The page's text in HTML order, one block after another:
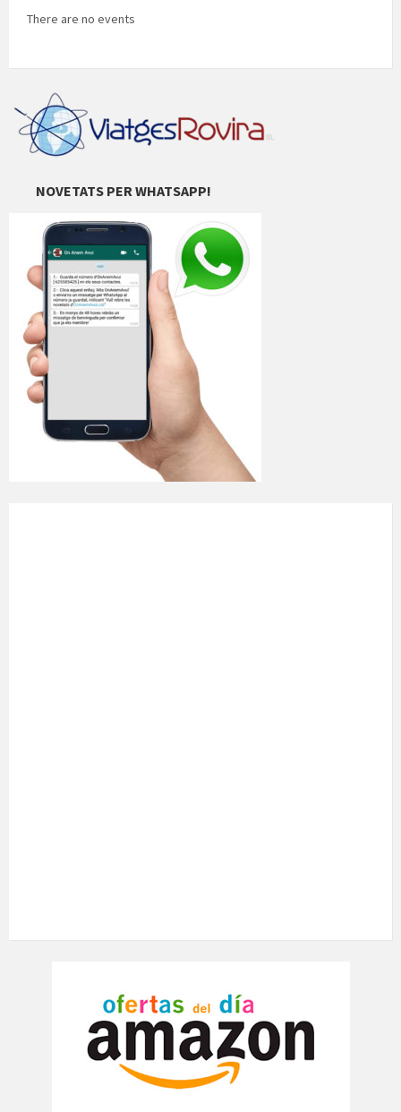
There are no events
NOVETATS PER WHATSAPP!